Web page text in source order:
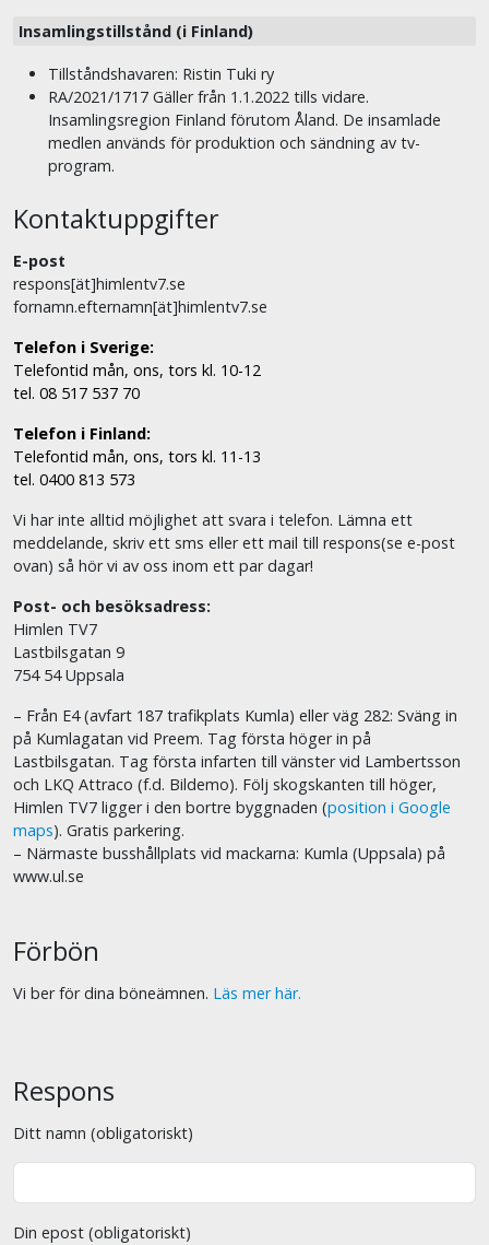
Insamlingstillstånd (i Finland)
Tillståndshavaren: Ristin Tuki ry
RA/2021/1717 Gäller från 1.1.2022 tills vidare.
Insamlingsregion Finland förutom Åland. De insamlade
medlen används för produktion och sändning av tv-
program.
Kontaktuppgifter
E-post
respons[ät]himlentv7.se
fornamn.efternamn[ät]himlentv7.se
Telefon i Sverige:
Telefontid mån, ons, tors kl. 10-12
tel. 08 517 537 70
Telefon i Finland:
Telefontid mån, ons, tors kl. 11-13
tel. 0400 813 573
Vi har inte alltid möjlighet att svara i telefon. Lämna ett
meddelande, skriv ett sms eller ett mail till respons(se e-post
ovan) så hör vi av oss inom ett par dagar!
Post- och besöksadress:
Himlen TV7
Lastbilsgatan 9
754 54 Uppsala
– Från E4 (avfart 187 trafikplats Kumla) eller väg 282: Sväng in
på Kumlagatan vid Preem. Tag första höger in på
Lastbilsgatan. Tag första infarten till vänster vid Lambertsson
och LKQ Attraco (f.d. Bildemo). Följ skogskanten till höger,
Himlen TV7 ligger i den bortre byggnaden (position i Google
maps). Gratis parkering.
– Närmaste busshållplats vid mackarna: Kumla (Uppsala) på
www.ul.se
Förbön
Vi ber för dina böneämnen. Läs mer här.
Respons
Ditt namn (obligatoriskt)
Din epost (obligatoriskt)